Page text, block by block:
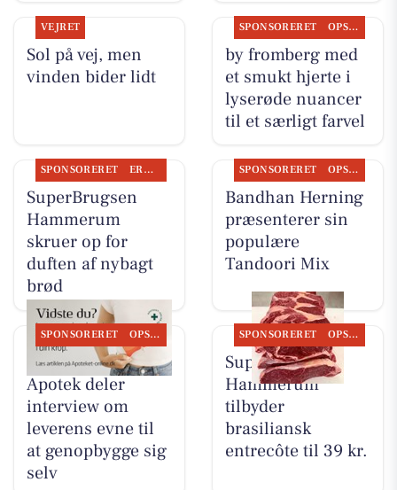
VEJRET
Sol på vej, men
vinden bider lidt
SPONSORERET OPSLAGSTAVLEN
by fromberg med
et smukt hjerte i
lyserøde nuancer
til et særligt farvel
SPONSORERET ERHVERV
SuperBrugsen
Hammerum
skruer op for
duften af nybagt
brød
SPONSORERET OPSLAGSTAVLEN
Bandhan Herning
præsenterer sin
populære
Tandoori Mix
SPONSORERET OPSLAGSTAVLEN
Herning Løve
Apotek deler
interview om
leverens evne til
at genopbygge sig
selv
SPONSORERET OPSLAGSTAVLEN
SuperBrugsen
Hammerum
tilbyder
brasiliansk
entrecôte til 39 kr.